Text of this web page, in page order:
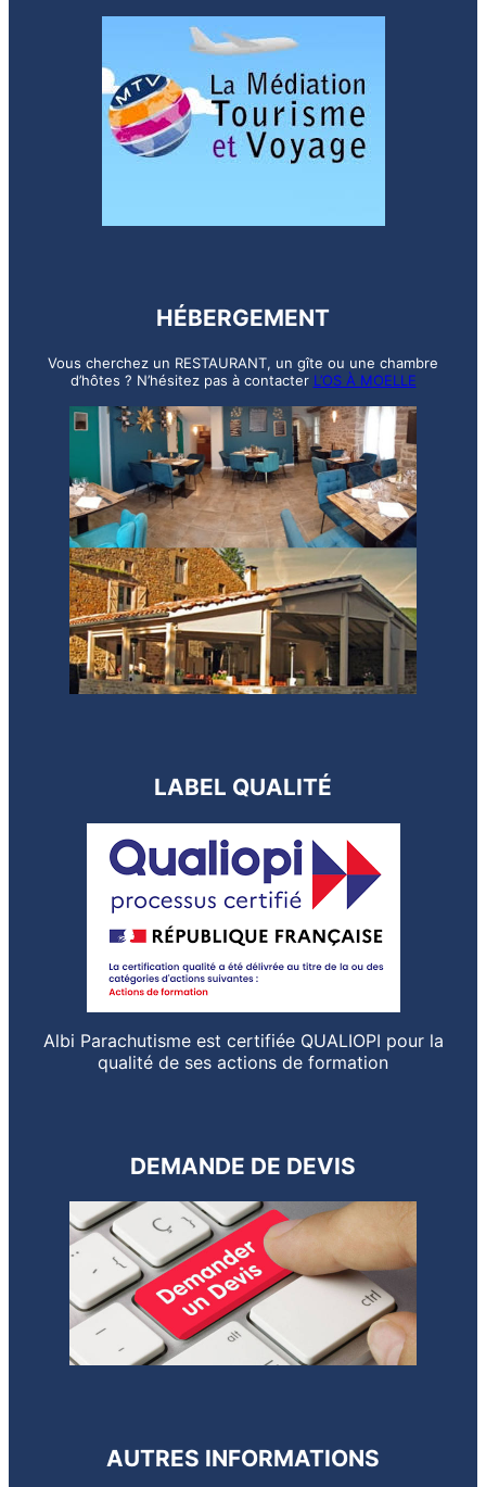
HÉBERGEMENT
Vous cherchez un RESTAURANT, un gîte ou une chambre
d’hôtes ? N’hésitez pas à contacter L’OS À MOELLE
LABEL QUALITÉ
Albi Parachutisme est certifiée QUALIOPI pour la
qualité de ses actions de formation
DEMANDE DE DEVIS
AUTRES INFORMATIONS